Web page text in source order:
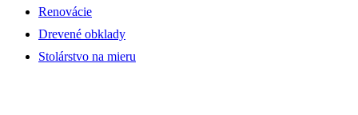
Renovácie
Drevené obklady
Stolárstvo na mieru